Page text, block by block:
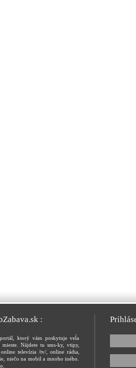
:
ktorý vám poskytuje veĺa
Nájdete tu sms-ky, vtipy,
televízia /tv/, online rádia,
niečo na mobil a mnoho iného.